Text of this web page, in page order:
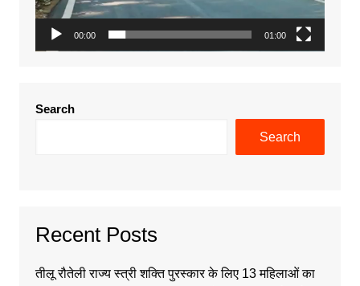
00:00 01:00
Search
Search
Recent Posts
तीलू रौतेली राज्य स्त्री शक्ति पुरस्कार के लिए 13 महिलाओं का